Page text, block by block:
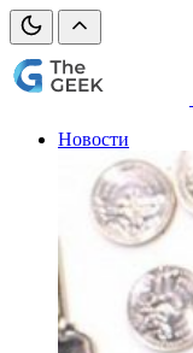
Новости